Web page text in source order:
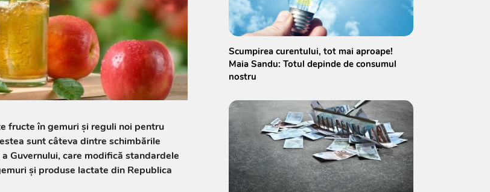
fructe în gemuri și reguli noi pentru
sunt câteva dintre schimbările
Guvernului, care modifică standardele
și produse lactate din Republica
Scumpirea curentului, tot mai aproape!
Maia Sandu: Totul depinde de consumul
nostru